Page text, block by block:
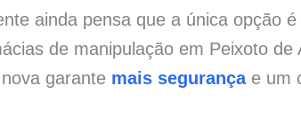
ainda pensa que a única opção
de manipulação em Peixoto
garante mais segurançae um